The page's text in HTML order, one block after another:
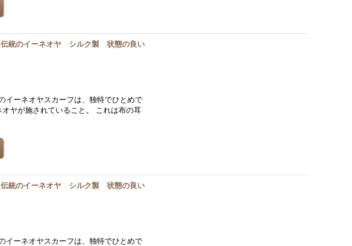
統のイーネオヤ シルク製 状態の良い
イーネオヤスカーフは、独特でひとめで
ヤが施されていること。 これは布の耳
統のイーネオヤ シルク製 状態の良い
イーネオヤスカーフは、独特でひとめで